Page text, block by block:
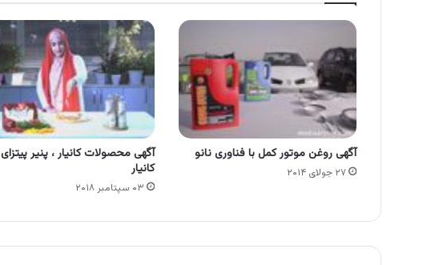
آگهی روغن موتور کمل با فناوری نانو
۲۷ جولای ۲۰۱۴
آگهی محصولات کانیار ، پنیر پیتزای
کانیار
۰۳ سپتامبر ۲۰۱۸